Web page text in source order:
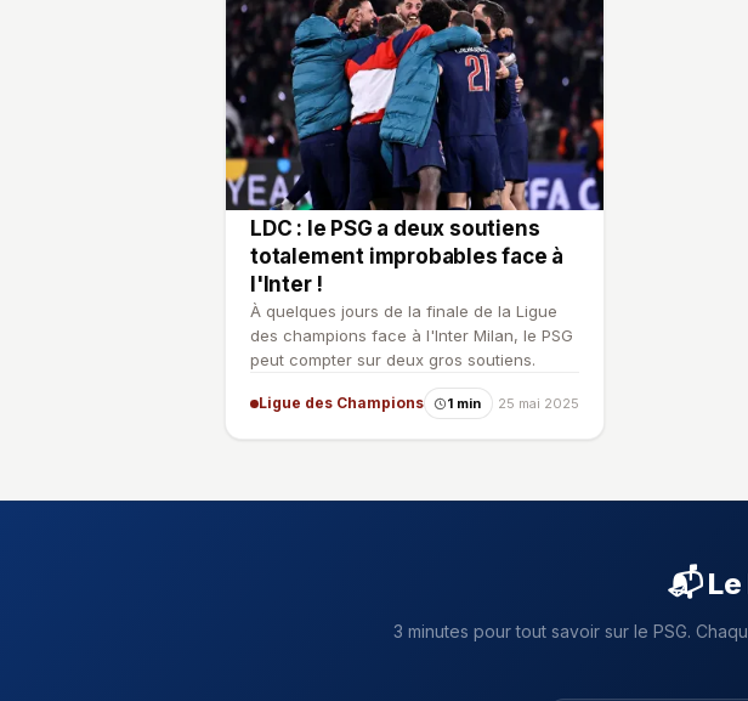
LDC : le PSG a deux soutiens
totalement improbables face à
l'Inter !
À quelques jours de la finale de la Ligue
des champions face à l'Inter Milan, le PSG
peut compter sur deux gros soutiens.
Ligue des Champions 1 min 25 mai 2025
📬
3 minutes pour tout savoir sur le PSG.